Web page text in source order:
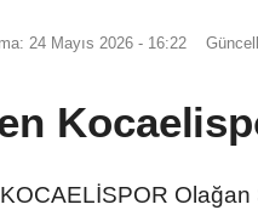
24 Mayıs 2026 - 16:22